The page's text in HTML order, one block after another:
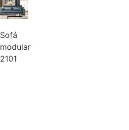
Sofá
modular
2101